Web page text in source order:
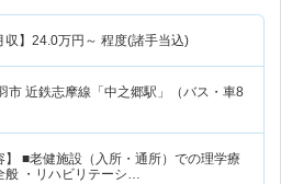
】 24.0万円～ 程度(諸手当込)
市 近鉄志摩線「中之郷駅」（バス・車8
】 ■老健施設（入所・通所）での理学療
般 ・リハビリテーシ…